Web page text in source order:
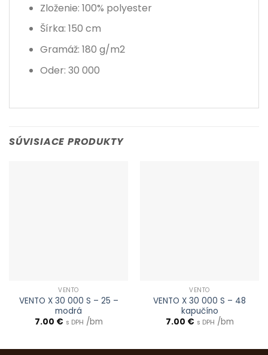
Zloženie: 100% polyester
Šírka: 150 cm
Gramáž: 180 g/m2
Oder: 30 000
SÚVISIACE PRODUKTY
VENTO
VENTO X 30 000 S – 25 –
modrá
7.00 € s DPH /bm
VENTO
VENTO X 30 000 S – 48
kapučíno
7.00 € s DPH /bm